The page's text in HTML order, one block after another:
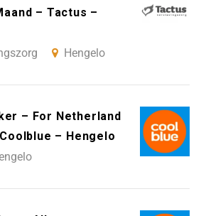
– Tactus –
Hengelo
– For Netherland
– Hengelo